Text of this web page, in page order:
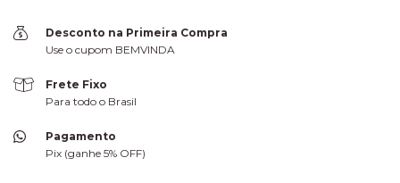
Desconto na Primeira Compra
Use o cupom BEMVINDA
Frete Fixo
Para todo o Brasil
Pagamento
Pix (ganhe 5% OFF)